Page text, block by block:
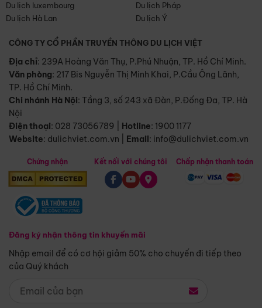
Du lịch luxembourg
Du lịch Pháp
Du lịch Hà Lan
Du lịch Ý
CÔNG TY CỔ PHẦN TRUYỀN THÔNG DU LỊCH VIỆT
Địa chỉ: 239A Hoàng Văn Thụ, P.Phú Nhuận, TP. Hồ Chí Minh.
Văn phòng: 217 Bis Nguyễn Thị Minh Khai, P.Cầu Ông Lãnh,
TP. Hồ Chí Minh.
Chi nhánh Hà Nội: Tầng 3, số 243 xã Đàn, P.Đống Đa, TP. Hà
Nội
Điện thoại: 028 73056789 Hotline: 1900 1177
Website: dulichviet.com.vn Email: info@dulichviet.com.vn
Chứng nhận
Đăng ký nhận thông tin khuyến mãi
Nhập email để có cơ hội giảm 50% cho chuyến đi tiếp theo
của Quý khách
Kết nối với chúng tôi Chấp nhận thanh toán